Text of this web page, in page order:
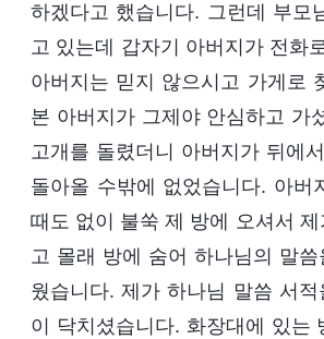
하겠다고 했습니다. 그런데 부모
고 있는데 갑자기 아버지가 전화
아버지는 믿지 않으시고 가게로
본 아버지가 그제야 안심하고 가
고개를 돌렸더니 아버지가 뒤에
돌아올 수밖에 없었습니다. 아
때도 없이 불쑥 제 방에 오셔서
고 몰래 방에 숨어 하나님의 말
웠습니다. 제가 하나님 말씀 서
이 닥치셨습니다. 화장대에 있는